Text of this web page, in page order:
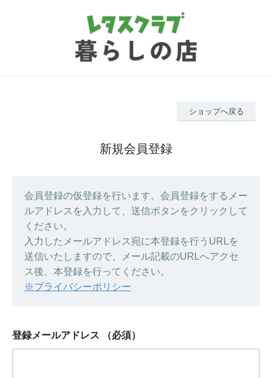
ショップへ戻る
新規会員登録
会員登録の仮登録を行います。会員登録をするメー
ルアドレスを入力して、送信ボタンをクリックして
ください。
入力したメールアドレス宛に本登録を行うURLを
送信いたしますので、メール記載のURLへアクセ
ス後、本登録を行ってください。
※プライバシーポリシー
登録メールアドレス （必須）